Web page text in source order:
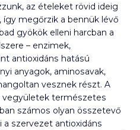
az ételeket rövid ideig
megőrzik a bennük lévő
gyökök elleni harcban a
– enzimek,
antioxidáns hatású
anyagok, aminosavak,
vesznek részt. A
vegyületek természetes
számos olyan összetevő
szervezet antioxidáns